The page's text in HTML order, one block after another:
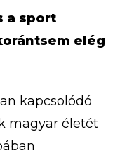
a sport
elég
kapcsolódó
magyar életét